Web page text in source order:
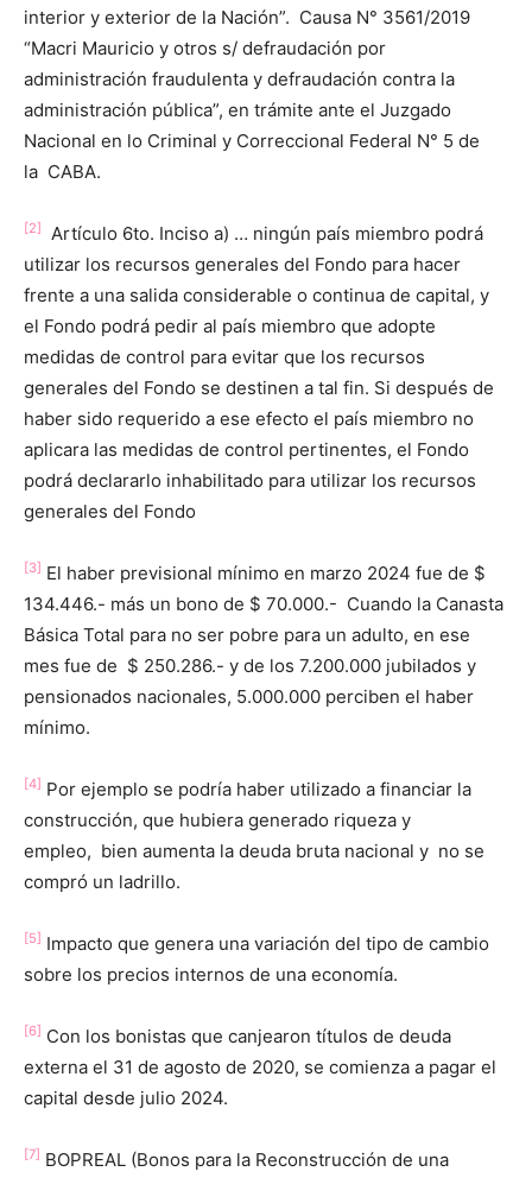
interior y exterior de la Nación”. Causa N° 3561/2019
“Macri Mauricio y otros s/ defraudación por
administración fraudulenta y defraudación contra la
administración pública”, en trámite ante el Juzgado
Nacional en lo Criminal y Correccional Federal N° 5 de
la CABA.
[2]
Artículo 6to. Inciso a) … ningún país miembro podrá
utilizar los recursos generales del Fondo para hacer
frente a una salida considerable o continua de capital, y
el Fondo podrá pedir al país miembro que adopte
medidas de control para evitar que los recursos
generales del Fondo se destinen a tal fin. Si después de
haber sido requerido a ese efecto el país miembro no
aplicara las medidas de control pertinentes, el Fondo
podrá declararlo inhabilitado para utilizar los recursos
generales del Fondo
[3] El haber previsional mínimo en marzo 2024 fue de $
134.446.- más un bono de $ 70.000.- Cuando la Canasta
Básica Total para no ser pobre para un adulto, en ese
mes fue de $ 250.286.- y de los 7.200.000 jubilados y
pensionados nacionales, 5.000.000 perciben el haber
mínimo.
[4] Por ejemplo se podría haber utilizado a financiar la
construcción, que hubiera generado riqueza y
empleo, bien aumenta la deuda bruta nacional y no se
compró un ladrillo.
[5] Impacto que genera una variación del tipo de cambio
sobre los precios internos de una economía.
[6] Con los bonistas que canjearon títulos de deuda
externa el 31 de agosto de 2020, se comienza a pagar el
capital desde julio 2024.
[7] BOPREAL (Bonos para la Reconstrucción de una